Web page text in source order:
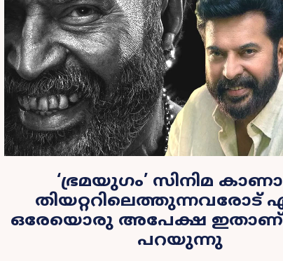
‘ഭ്രമയുഗം’ സിനിമ
തിയറ്ററിലെത്തുന്നവരോട്
ഒരേയൊരു അപേക്ഷ ഇതാണ്:
പറയുന്നു